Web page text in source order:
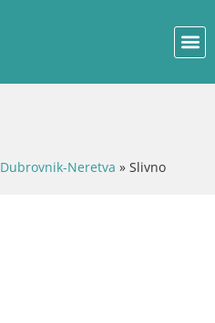
Dubrovnik-Neretva » Slivno